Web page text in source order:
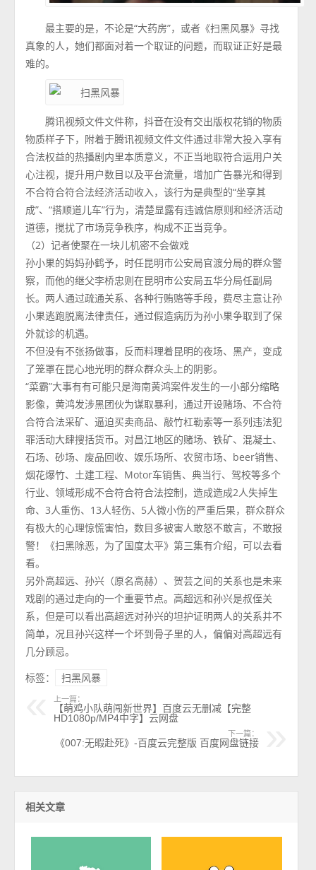
最主要的是，不论是“大药房”，或者《扫黑风暴》寻找
真象的人，她们都面对着一个取证的问题，而取证正好是最
难的。
腾讯视频文件文件称，抖音在没有交出版权花销的物质
物质样子下，附着于腾讯视频文件文件通过非常大投入享有
合法权益的热播剧内里本质意义，不正当地取符合运用户关
心注视，提升用户数目以及平台流量，增加广告暴光和得到
不合符合符合法经济活动收入，该行为是典型的“坐享其
成”、“搭顺道儿车”行为，清楚显露有违诚信原则和经济活动
道德，搅扰了市场竞争秩序，构成不正当竞争。
（2）记者使聚在一块儿机密不会做戏
孙小果的妈妈孙鹤予，时任昆明市公安局官渡分局的群众警
察，而他的继父李桥忠则在昆明市公安局五华分局任副局
长。两人通过疏通关系、各种行贿赂等手段，费尽主意让孙
小果逃跑脱离法律责任，通过假造病历为孙小果争取到了保
外就诊的机遇。
不但没有不张扬做事，反而料理着昆明的夜场、黑产，变成
了笼罩在昆心地光明的群众群众头上的阴影。
“菜霸”大事有有可能只是海南黄鸿案件发生的一小部分缩略
影像，黄鸿发涉黑团伙为谋取暴利，通过开设赌场、不合符
合符合法采矿、逼迫买卖商品、敲竹杠勒索等一系列违法犯
罪活动大肆搜括货币。对昌江地区的赌场、铁矿、混凝土、
石场、砂场、废品回收、娱乐场所、农贸市场、beer销售、
烟花爆竹、土建工程、Motor车销售、典当行、驾校等多个
行业、领域形成不合符合符合法控制，造成造成2人失掉生
命、3人重伤、13人轻伤、5人微小伤的严重后果，群众群众
有极大的心理惊慌害怕，数目多被害人敢怒不敢言，不敢报
警！《扫黑除恶，为了国度太平》第三集有介绍，可以去看
看。
另外高超远、孙兴（原名高赫）、贺芸之间的关系也是未来
戏剧的通过走向的一个重要节点。高超远和孙兴是叔侄关
系，但是可以看出高超远对孙兴的坦护证明两人的关系并不
简单，况且孙兴这样一个坏到骨子里的人，偏偏对高超远有
几分顾忌。
标签：
扫黑风暴
上一篇：
【萌鸡小队萌闯新世界】百度云无删减【完整
HD1080p/MP4中字】云网盘
下一篇：
《007:无暇赴死》-百度云完整版 百度网盘链接
相关文章